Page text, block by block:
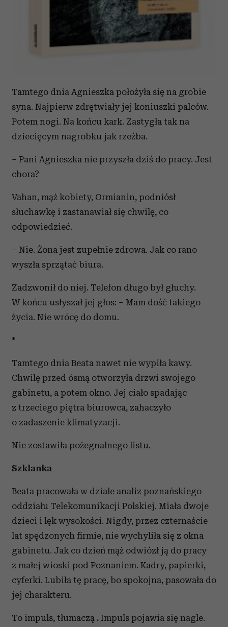
Tamtego dnia Agnieszka położyła się na grobie
syna. Najpierw zdrętwiały jej koniuszki palców.
Potem nogi. Na końcu kark. Zastygła tak na
dziecięcym nagrobku jak rzeźba.
– Pani Agnieszka nie przyszła dziś do pracy. Jest
chora?
Vahan, mąż kobiety, Ormianin, podniósł
słuchawkę i zastanawiał się chwilę, co
odpowiedzieć.
– Nie. Żona jest zupełnie zdrowa. Jak co rano
wyszła sprzątać biura.
Zadzwonił do niej. Telefon długo był głuchy.
W końcu usłyszał jej głos: – Mam dość takiego
życia. Nie wrócę do domu.
*
Tamtego dnia Beata nawet nie wypiła kawy.
Chwilę przed ósmą otworzyła drzwi swojego
gabinetu, a potem okno. Jej ciało spadając
z trzeciego piętra biurowca, zahaczyło
o zadaszenie klimatyzacji.
Nie zostawiła pożegnalnego listu.
Szklanka
Beata pracowała w dziale analiz poznańskiego
oddziału Telekomunikacji Polskiej. Miała dwoje
dzieci i lęk wysokości. Nigdy, przez czternaście
lat spędzonych firmie, nie wychyliła się z okna
gabinetu. Jak co dzień mąż odwiózł ją do pracy
z małej wioski pod Poznaniem. Kadry, papierki,
cyferki. Lubiła tę pracę, bo spokojna, pasowała do
jej charakteru.
To impuls, tłumaczą . Impuls pojawia się nagle.